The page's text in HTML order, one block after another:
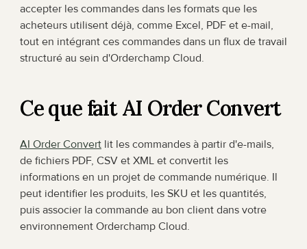
accepter les commandes dans les formats que les
acheteurs utilisent déjà, comme Excel, PDF et e-mail,
tout en intégrant ces commandes dans un flux de travail
structuré au sein d'Orderchamp Cloud.
Ce que fait AI Order Convert
AI Order Convert lit les commandes à partir d'e-mails,
de fichiers PDF, CSV et XML et convertit les
informations en un projet de commande numérique. Il
peut identifier les produits, les SKU et les quantités,
puis associer la commande au bon client dans votre
environnement Orderchamp Cloud.